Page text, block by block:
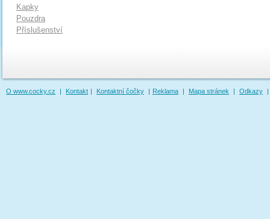
Kapky
Pouzdra
Příslušenství
O www.cocky.cz | Kontakt | Kontaktní čočky | Reklama | Mapa stránek | Odkazy |